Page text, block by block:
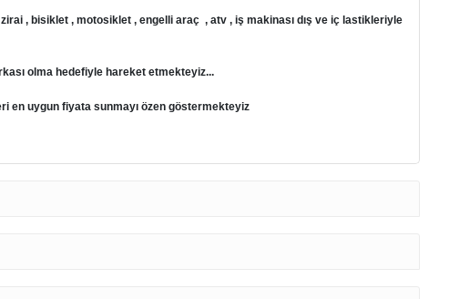
, bisiklet , motosiklet , engelli araç , atv , iş makinası dış ve iç lastikleriyle
olma hedefiyle hareket etmekteyiz...
en uygun fiyata sunmayı özen göstermekteyiz